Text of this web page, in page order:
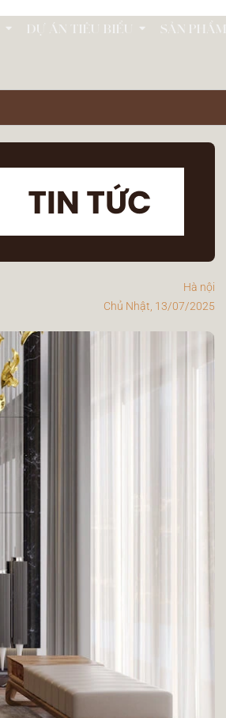
DỰ ÁN TIÊU BIỂU SẢN PHẨM
Hà nội
Chủ Nhật, 13/07/2025